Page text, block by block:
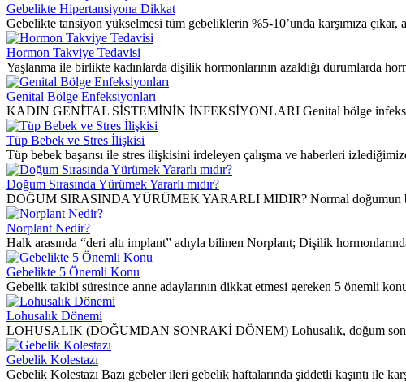
Gebelikte Hipertansiyona Dikkat
Gebelikte tansiyon yükselmesi tüm gebeliklerin %5-10’unda karşımıza
Hormon Takviye Tedavisi
Yaşlanma ile birlikte kadınlarda dişilik hormonlarının azaldığı durumlarda
Genital Bölge Enfeksiyonları
KADIN GENİTAL SİSTEMİNİN İNFEKSİYONLARI Genital bölge
Tüp Bebek ve Stres İlişkisi
Tüp bebek başarısı ile stres ilişkisini irdeleyen çalışma ve haberleri
Doğum Sırasında Yürümek Yararlı mıdır?
DOĞUM SIRASINDA YÜRÜMEK YARARLI MIDIR? Normal doğumun
Norplant Nedir?
Halk arasında “deri altı implant” adıyla bilinen Norplant; Dişilik
Gebelikte 5 Önemli Konu
Gebelik takibi süresince anne adaylarının dikkat etmesi gereken 5 önemli
Lohusalık Dönemi
LOHUSALIK (DOĞUMDAN SONRAKİ DÖNEM) Lohusalık, doğum
Gebelik Kolestazı
Gebelik Kolestazı Bazı gebeler ileri gebelik haftalarında şiddetli kaşıntı ile